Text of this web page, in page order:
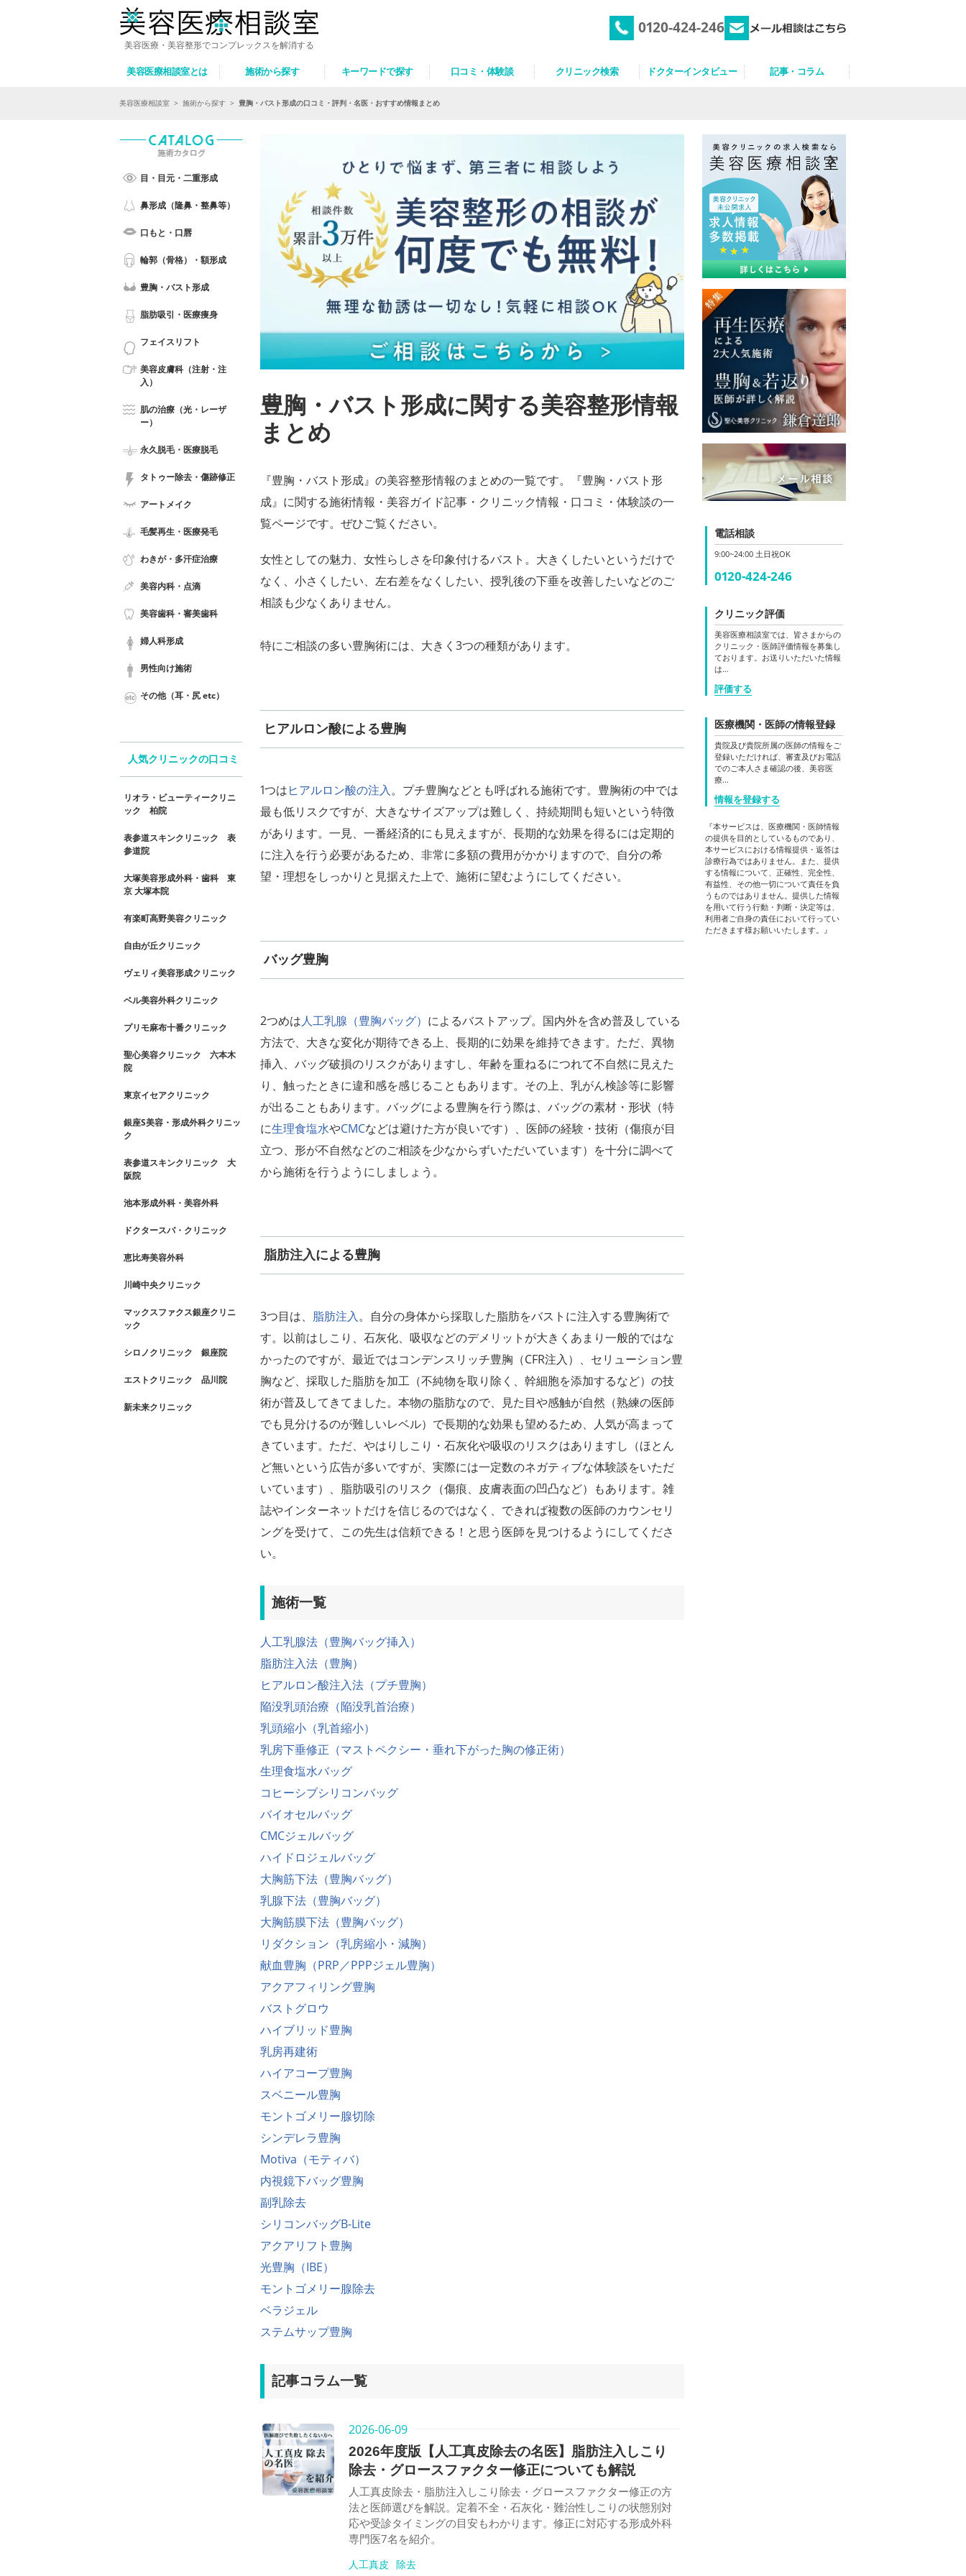
美容医療・美容整形でコンプレックスを解消する
0120-424-246
美容医療相談室とは 施術から探す キーワードで探す 口コミ・体験談 クリニック検索 ドクターインタビュー 記事・コラム
美容医療相談室 > 施術から探す > 豊胸・バスト形成の口コミ・評判・名医・おすすめ情報まとめ
豊胸・バスト形成に関する美容整形情報
まとめ
『豊胸・バスト形成』の美容整形情報のまとめの一覧です。『豊胸・バスト形
成』に関する施術情報・美容ガイド記事・クリニック情報・口コミ・体験談の一
覧ページです。ぜひご覧ください。
女性としての魅力、女性らしさを印象付けるバスト。大きくしたいというだけで
なく、小さくしたい、左右差をなくしたい、授乳後の下垂を改善したいなどのご
相談も少なくありません。
特にご相談の多い豊胸術には、大きく3つの種類があります。
ヒアルロン酸による豊胸
1つはヒアルロン酸の注入。プチ豊胸などとも呼ばれる施術です。豊胸術の中では
最も低リスクですが、大きなサイズアップは難しく、持続期間も短いという特徴
があります。一見、一番経済的にも見えますが、長期的な効果を得るには定期的
に注入を行う必要があるため、非常に多額の費用がかかりますので、自分の希
望・理想をしっかりと見据えた上で、施術に望むようにしてください。
バッグ豊胸
2つめは人工乳腺（豊胸バッグ） によるバストアップ。国内外を含め普及している
方法で、大きな変化が期待できる上、長期的に効果を維持できます。ただ、異物
挿入、バッグ破損のリスクがありますし、年齢を重ねるにつれて不自然に見えた
り、触ったときに違和感を感じることもあります。その上、乳がん検診等に影響
が出ることもあります。バッグによる豊胸を行う際は、バッグの素材・形状（特
に生理食塩水やCMCなどは避けた方が良いです）、医師の経験・技術（傷痕が目
立つ、形が不自然などのご相談を少なからずいただいています）を十分に調べて
から施術を行うようにしましょう。
脂肪注入による豊胸
3つ目は、 脂肪注入。自分の身体から採取した脂肪をバストに注入する豊胸術で
す。以前はしこり、石灰化、吸収などのデメリットが大きくあまり一般的ではな
かったのですが、最近ではコンデンスリッチ豊胸（CFR注入）、セリューション豊
胸など、採取した脂肪を加工（不純物を取り除く、幹細胞を添加するなど）の技
術が普及してきてました。本物の脂肪なので、見た目や感触が自然（熟練の医師
でも見分けるのが難しいレベル）で長期的な効果も望めるため、人気が高まって
きています。ただ、やはりしこり・石灰化や吸収のリスクはありますし（ほとん
ど無いという広告が多いですが、実際には一定数のネガティブな体験談をいただ
いています）、脂肪吸引のリスク（傷痕、皮膚表面の凹凸など）もあります。雑
誌やインターネットだけを信じるのではなく、できれば複数の医師のカウンセリ
ングを受けて、この先生は信頼できる！と思う医師を見つけるようにしてくださ
い。
施術一覧
人工乳腺法（豊胸バッグ挿入）
脂肪注入法（豊胸）
ヒアルロン酸注入法（プチ豊胸）
陥没乳頭治療（陥没乳首治療）
乳頭縮小（乳首縮小）
乳房下垂修正（マストペクシー・垂れ下がった胸の修正術）
生理食塩水バッグ
コヒーシブシリコンバッグ
バイオセルバッグ
CMCジェルバッグ
ハイドロジェルバッグ
大胸筋下法（豊胸バッグ）
乳腺下法（豊胸バッグ）
大胸筋膜下法（豊胸バッグ）
リダクション（乳房縮小・減胸）
献血豊胸（PRP／PPPジェル豊胸）
アクアフィリング豊胸
バストグロウ
ハイブリッド豊胸
乳房再建術
ハイアコープ豊胸
スベニール豊胸
モントゴメリー腺切除
シンデレラ豊胸
Motiva（モティバ）
内視鏡下バッグ豊胸
副乳除去
シリコンバッグB-Lite
アクアリフト豊胸
光豊胸（IBE）
モントゴメリー腺除去
ベラジェル
ステムサップ豊胸
記事コラム一覧
2026-06-09
2026年度版【人工真皮除去の名医】脂肪注入しこり
除去・グロースファクター修正についても解説
人工真皮除去・脂肪注入しこり除去・グロースファクター修正の方
法と医師選びを解説。定着不全・石灰化・難治性しこりの状態別対
応や受診タイミングの目安もわかります。修正に対応する形成外科
専門医7名を紹介。
人工真皮 除去
目・目元・二重形成
鼻形成（隆鼻・整鼻等）
口もと・口唇
輪郭（骨格）・額形成
豊胸・バスト形成
脂肪吸引・医療痩身
フェイスリフト
美容皮膚科（注射・注
入）
肌の治療（光・レーザ
ー）
永久脱毛・医療脱毛
タトゥー除去・傷跡修正
アートメイク
毛髪再生・医療発毛
わきが・多汗症治療
美容内科・点滴
美容歯科・審美歯科
婦人科形成
男性向け施術
その他（耳・尻 etc）
人気クリニックの口コミ
リオラ・ビューティークリニ
ック 柏院
表参道スキンクリニック 表
参道院
大塚美容形成外科・歯科 東
京 大塚本院
有楽町高野美容クリニック
自由が丘クリニック
ヴェリィ美容形成クリニック
ベル美容外科クリニック
プリモ麻布十番クリニック
聖心美容クリニック 六本木
院
東京イセアクリニック
銀座S美容・形成外科クリニッ
ク
表参道スキンクリニック 大
阪院
池本形成外科・美容外科
ドクタースパ・クリニック
恵比寿美容外科
川崎中央クリニック
マックスファクス銀座クリニ
ック
シロノクリニック 銀座院
エストクリニック 品川院
新未来クリニック
電話相談
9:00~24:00 土日祝OK
0120-424-246
クリニック評価
美容医療相談室では、皆さまからの
クリニック・医師評価情報を募集し
ております。お送りいただいた情報
は…
評価する
医療機関・医師の情報登録
貴院及び貴院所属の医師の情報をご
登録いただければ、審査及びお電話
でのご本人さま確認の後、美容医
療…
情報を登録する
『本サービスは、医療機関・医師情報
の提供を目的としているものであり、
本サービスにおける情報提供・返答は
診療行為ではありません。また、提供
する情報について、正確性、完全性、
有益性、その他一切について責任を負
うものではありません。提供した情報
を用いて行う行動・判断・決定等は、
利用者ご自身の責任において行ってい
ただきます様お願いいたします。』